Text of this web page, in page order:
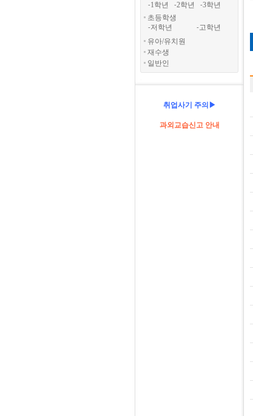
-1학년 -2학년 -3학년
초등학생
-저학년 -고학년
유아/유치원
재수생
일반인
취업사기 주의▶
과외교습신고 안내